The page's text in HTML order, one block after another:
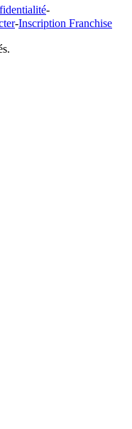
-
-Inscription Franchise